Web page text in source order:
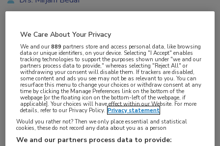
Hematologie
Aandachtsgebieden:
Leukemie,Ouderen
Tags:
AML
We Care About Your Privacy
We and our889 partners store and access personal data, like browsing
data or unique identifiers, on your device. Selecting "I Accept" enables
tracking technologies to support the purposes shown under "we and our
partners process data to provide," whereas selecting "Reject All" or
withdrawing your consent will disable them. If trackers are disabled,
some content and ads you see may not be as relevant to you. You can
resurface this menu to change your choices or withdraw consent at any
time by clicking the Manage Preferences link on the bottom of the
webpage [or the floating icon on the bottom-left of the webpage, if
applicable]. Your choices will have effect within our Website. For more
details, refer to our Privacy Policy. Privacy statement
Would you rather not? Then we only place essential and statistical
cookies, these do not record any data about you as a person
We and our partners process data to provide: